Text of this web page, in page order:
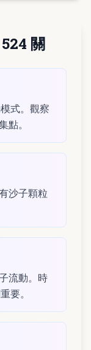
關
式。觀察
點。
沙子顆粒
流動。時
要。